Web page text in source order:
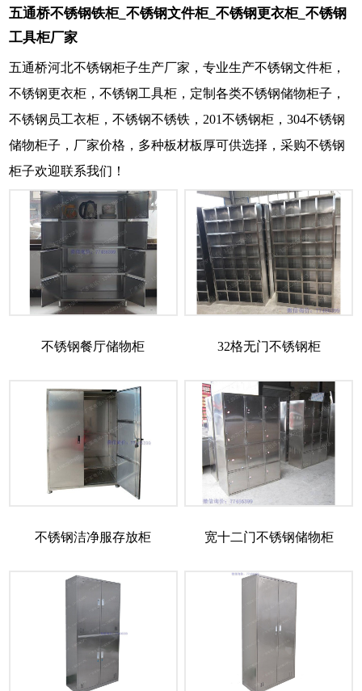
五通桥不锈钢铁柜_不锈钢文件柜_不锈钢更衣柜_不锈钢
工具柜厂家
五通桥河北不锈钢柜子生产厂家，专业生产不锈钢文件柜，
不锈钢更衣柜，不锈钢工具柜，定制各类不锈钢储物柜子，
不锈钢员工衣柜，不锈钢不锈铁，201不锈钢柜，304不锈钢
储物柜子，厂家价格，多种板材板厚可供选择，采购不锈钢
柜子欢迎联系我们！
不锈钢餐厅储物柜 32格无门不锈钢柜
不锈钢洁净服存放柜 宽十二门不锈钢储物柜